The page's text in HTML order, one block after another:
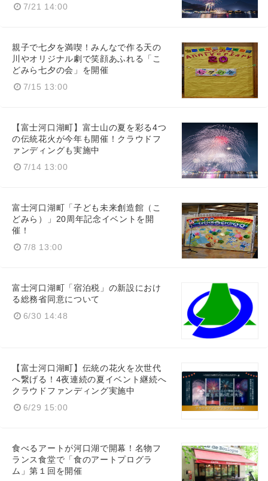
7/21 14:00
親子で七夕を満喫！みんなで作る天の
川やオリジナル劇で笑顔あふれる「こ
どみら七夕の会」を開催
7/15 13:00
【富士河口湖町】富士山の夏を彩る4つ
の伝統花火が今年も開催！クラウドフ
ァンディングも実施中
7/14 13:00
富士河口湖町「子ども未来創造館（こ
どみら）」20周年記念イベントを開
催！
7/8 13:00
富士河口湖町「宿泊税」の新設におけ
る総務省同意について
6/30 14:48
【富士河口湖町】伝統の花火を次世代
へ繋げる！4夜連続の夏イベント継続へ
クラウドファンディング実施中
6/29 15:00
食べるアートが河口湖で開幕！名物フ
ランス食堂で「食のアートプログラ
ム」第１回を開催
English